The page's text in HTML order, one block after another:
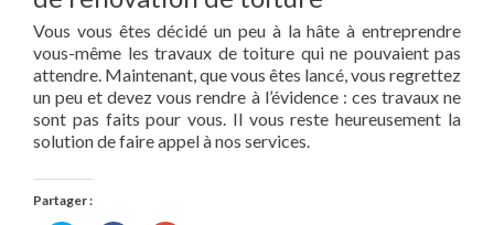
Vous vous êtes décidé un peu à la hâte à entreprendre
vous-même les travaux de toiture qui ne pouvaient pas
attendre. Maintenant, que vous êtes lancé, vous regrettez
un peu et devez vous rendre à l’évidence : ces travaux ne
sont pas faits pour vous. Il vous reste heureusement la
solution de faire appel à nos services.
Partager :